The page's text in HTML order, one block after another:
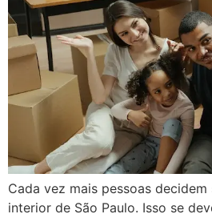
Cada vez mais pessoas
interior de São Paulo. Isso se